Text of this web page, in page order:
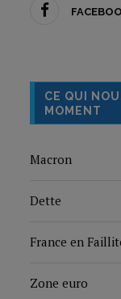
CE QUI
MOMENT
Macron
Dette
France en
Zone euro